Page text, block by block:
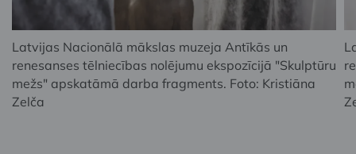
Latvijas Nacionālā mākslas muzeja Antīkās un
renesanses tēlniecības nolējumu ekspozīcijā "Skulptūru
mežs" apskatāmā darba fragments. Foto: Kristiāna
Zelča